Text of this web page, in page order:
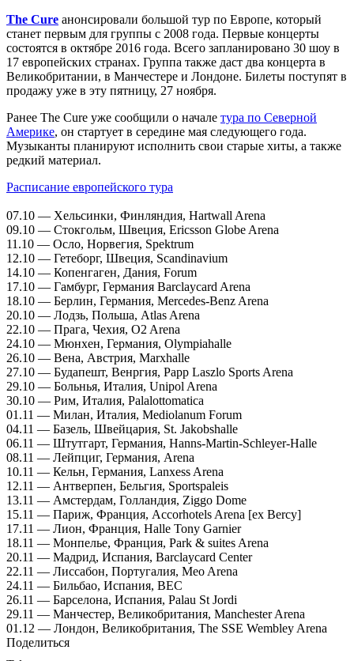
The Cure анонсировали большой тур по Европе, который
станет первым для группы с 2008 года. Первые концерты
состоятся в октябре 2016 года. Всего запланировано 30 шоу в
17 европейских странах. Группа также даст два концерта в
Великобритании, в Манчестере и Лондоне. Билеты поступят в
продажу уже в эту пятницу, 27 ноября.
Ранее The Cure уже сообщили о начале тура по Северной
Америке, он стартует в середине мая следующего года.
Музыканты планируют исполнить свои старые хиты, а также
редкий материал.
Расписание европейского тура
07.10 — Хельсинки, Финляндия, Hartwall Arena
09.10 — Стокгольм, Швеция, Ericsson Globe Arena
11.10 — Осло, Норвегия, Spektrum
12.10 — Гетеборг, Швеция, Scandinavium
14.10 — Копенгаген, Дания, Forum
17.10 — Гамбург, Германия Barclaycard Arena
18.10 — Берлин, Германия, Mercedes-Benz Arena
20.10 — Лодзь, Польша, Atlas Arena
22.10 — Прага, Чехия, O2 Arena
24.10 — Мюнхен, Германия, Olympiahalle
26.10 — Вена, Австрия, Marxhalle
27.10 — Будапешт, Венргия, Papp Laszlo Sports Arena
29.10 — Больнья, Италия, Unipol Arena
30.10 — Рим, Италия, Palalottomatica
01.11 — Милан, Италия, Mediolanum Forum
04.11 — Базель, Швейцария, St. Jakobshalle
06.11 — Штутгарт, Германия, Hanns-Martin-Schleyer-Halle
08.11 — Лейпциг, Германия, Arena
10.11 — Кельн, Германия, Lanxess Arena
12.11 — Антверпен, Бельгия, Sportspaleis
13.11 — Амстердам, Голландия, Ziggo Dome
15.11 — Париж, Франция, Accorhotels Arena [ex Bercy]
17.11 — Лион, Франция, Halle Tony Garnier
18.11 — Монпелье, Франция, Park & suites Arena
20.11 — Мадрид, Испания, Barclaycard Center
22.11 — Лиссабон, Португалия, Meo Arena
24.11 — Бильбао, Испания, BEC
26.11 — Барселона, Испания, Palau St Jordi
29.11 — Манчестер, Великобритания, Manchester Arena
01.12 — Лондон, Великобритания, The SSE Wembley Arena
Поделиться